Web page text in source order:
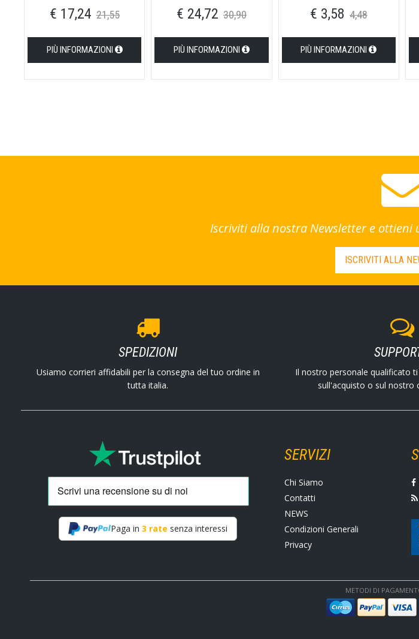
€ 17,24 21,55
PIÙ INFORMAZIONI
€ 24,72 30,90
PIÙ INFORMAZIONI
€ 3,58 4,48
PIÙ INFORMAZIONI
Iscriviti alla nostra Newsletter e ottieni
ISCRIVITI ALLA
SPEDIZIONI
Usiamo corrieri affidabili per la consegna del tuo ordine in
tutta italia.
Il nostro personale qualificato
sull'acquisto o sul nostro
Paga in3 rate senza interessi
SERVIZI
Chi Siamo
Contatti
NEWS
Condizioni Generali
Privacy
METODI DI